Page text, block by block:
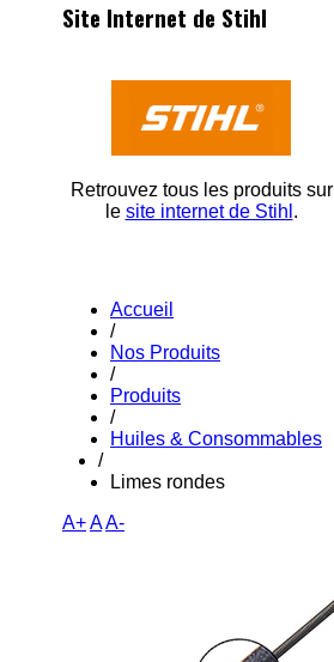
Site Internet de Stihl
Retrouvez tous les produits sur
le site internet de Stihl .
Accueil
/
Nos Produits
/
Produits
/
Huiles & Consommables
/
Limes rondes
A+AA-